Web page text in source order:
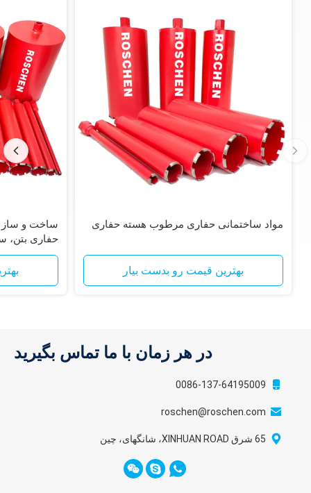
مواد ساختمانی حفاری مرطوب هسته حفاری
بهترین قیمت رو بدست بیار
ساخت و
حفاری بتن،
در هر زمان با ما تماس بگیرید
0086-137-64195009
roschen@roschen.com
65 شرق XINHUAN ROAD، شانگهای، چین